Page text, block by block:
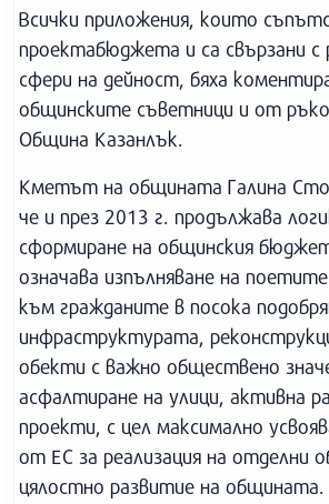
Всички приложения, които
проектабюджета и са свързани с
сфери на дейност, бяха
общинските съветници и от
Община Казанлък.
Кметът на общината Галина
че и през 2013 г. продължава
сформиране на общинския
означава изпълняване на
към гражданите в посока
инфраструктурата,
обекти с важно обществено
асфалтиране на улици, активна
проекти, с цел максимално
от ЕС за реализация на отделни
цялостно развитие на общината.